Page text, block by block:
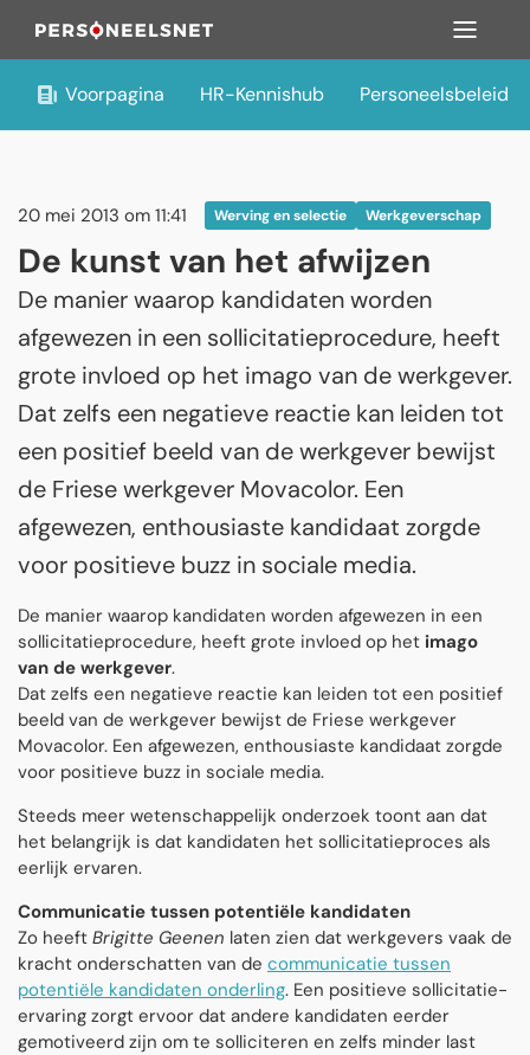
Voorpagina HR-Kennishub Personeelsbeleid
20 mei 2013 om 11:41 Werving en selectie Werkgeverschap
De kunst van het afwijzen
De manier waarop kandidaten worden
afgewezen in een sollicitatieprocedure, heeft
grote invloed op het imago van de werkgever.
Dat zelfs een negatieve reactie kan leiden tot
een positief beeld van de werkgever bewijst
de Friese werkgever Movacolor. Een
afgewezen, enthousiaste kandidaat zorgde
voor positieve buzz in sociale media.
De manier waarop kandidaten worden afgewezen in een
sollicitatieprocedure, heeft grote invloed op het imago
van de werkgever.
Dat zelfs een negatieve reactie kan leiden tot een positief
beeld van de werkgever bewijst de Friese werkgever
Movacolor. Een afgewezen, enthousiaste kandidaat zorgde
voor positieve buzz in sociale media.
Steeds meer wetenschappelijk onderzoek toont aan dat
het belangrijk is dat kandidaten het sollicitatieproces als
eerlijk ervaren.
Communicatie tussen potentiële kandidaten
Zo heeft Brigitte Geenen laten zien dat werkgevers vaak de
kracht onderschatten van de communicatie tussen
potentiële kandidaten onderling. Een positieve sollicitatie-
ervaring zorgt ervoor dat andere kandidaten eerder
gemotiveerd zijn om te solliciteren en zelfs minder last